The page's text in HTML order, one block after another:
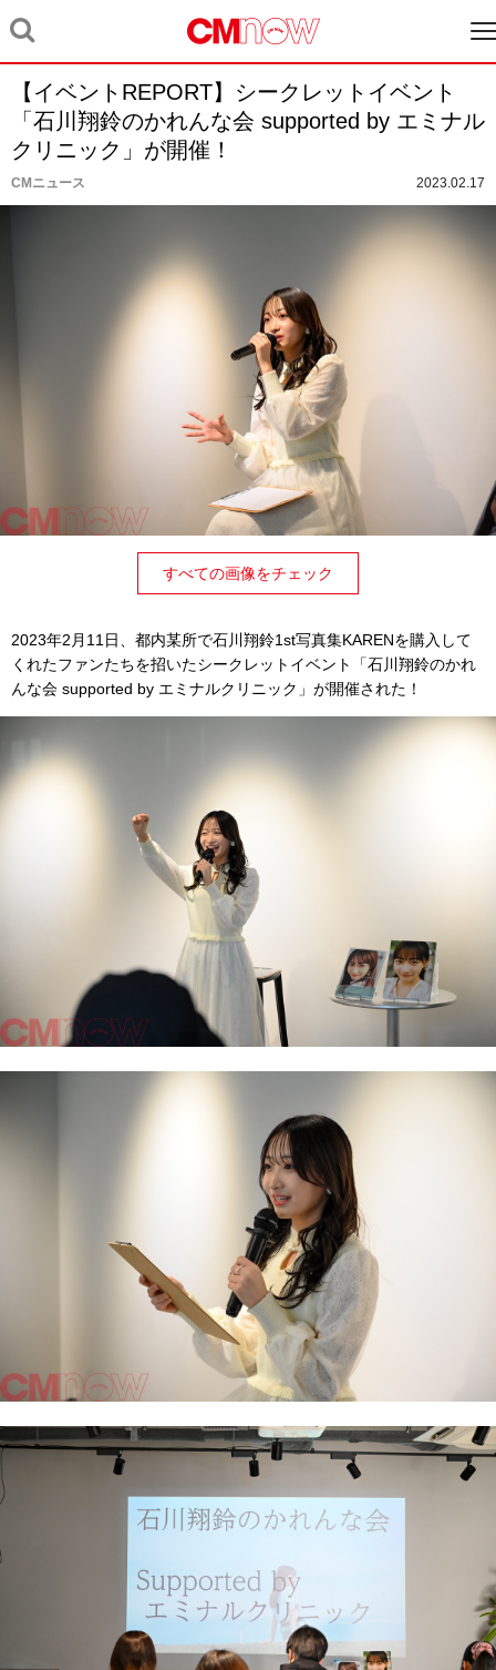
【イベントREPORT】シークレットイベント
「石川翔鈴のかれんな会 supported by エミナル
クリニック」が開催！
CMニュース 2023.02.17
すべての画像をチェック
2023年2月11日、都内某所で石川翔鈴1st写真集KARENを購入して
くれたファンたちを招いたシークレットイベント「石川翔鈴のかれ
んな会 supported by エミナルクリニック」が開催された！